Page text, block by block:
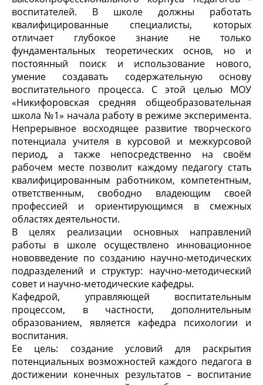
воспитателей. В школе должны работать
квалифицированные специалисты, которых
отличает глубокое знание не только
фундаментальных теоретических основ, но и
постоянный поиск и использование нового,
умение создавать содержательную основу
воспитательного процесса. С этой целью МОУ
«Никифоровская средняя общеобразовательная
школа №1» начала работу в режиме эксперимента.
Непрерывное восходящее развитие творческого
потенциала учителя в курсовой и межкурсовой
период, а также непосредственно на своём
рабочем месте позволит каждому педагогу стать
квалифицированным работником, компетентным,
ответственным, свободно владеющим своей
профессией и ориентирующимся в смежных
областях деятельности.
В целях реализации основных направлений
работы в школе осуществлено инновационное
нововведение по созданию научно-методических
подразделений и структур: научно-методический
совет и научно-методические кафедры.
Кафедрой, управляющей воспитательным
процессом, в частности, дополнительным
образованием, является кафедра психологии и
воспитания.
Ее цель: создание условий для раскрытия
потенциальных возможностей каждого педагога в
достижении конечных результатов – воспитание